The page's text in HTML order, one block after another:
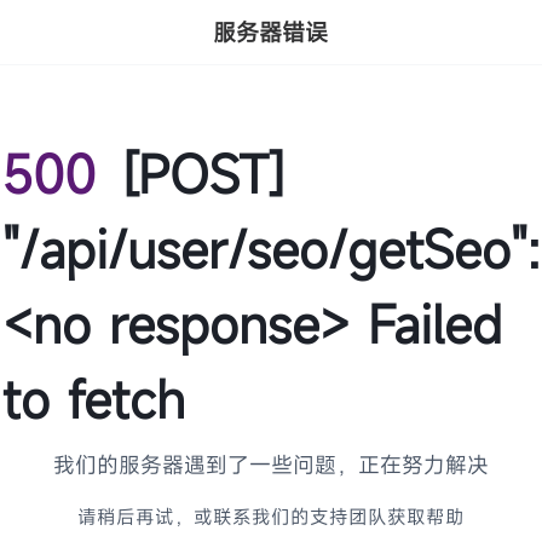
服务器错误
500 [POST]
"/api/user/seo/getSeo":
<no response> Failed
to fetch
我们的服务器遇到了一些问题，正在努力解决
请稍后再试，或联系我们的支持团队获取帮助